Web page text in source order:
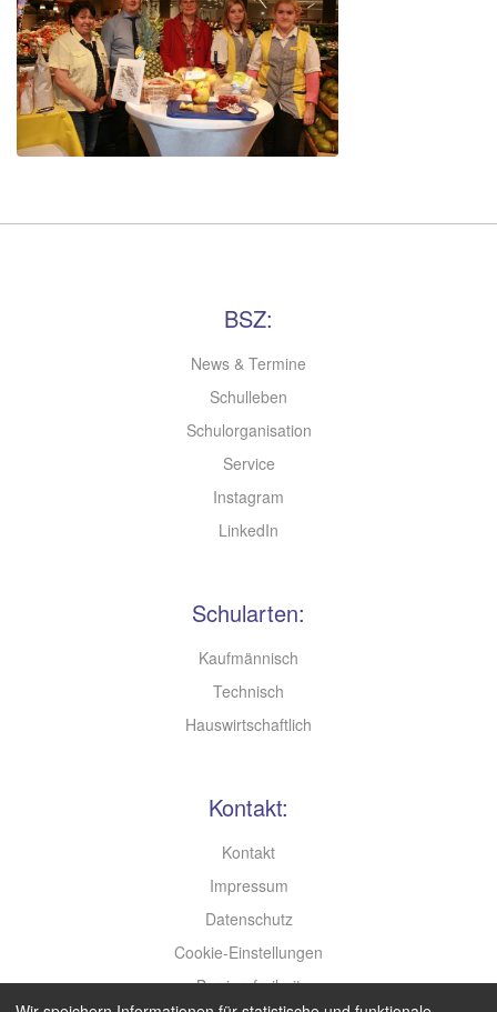
BSZ:
News & Termine
Schulleben
Schulorganisation
Service
Instagram
LinkedIn
Schularten:
Kaufmännisch
Technisch
Hauswirtschaftlich
Kontakt:
Kontakt
Impressum
Datenschutz
Cookie-Einstellungen
Barrierefreiheit